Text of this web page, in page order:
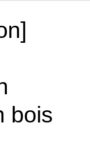
bois